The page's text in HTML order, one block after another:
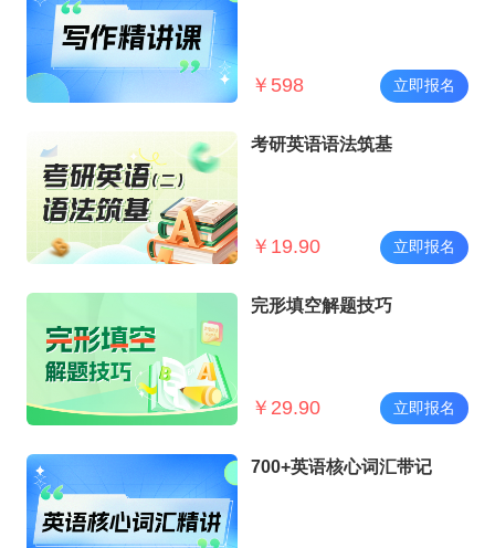
￥ 598 立即报名
考研英语语法筑基
￥ 19.90 立即报名
完形填空解题技巧
￥ 29.90 立即报名
700+英语核心词汇带记